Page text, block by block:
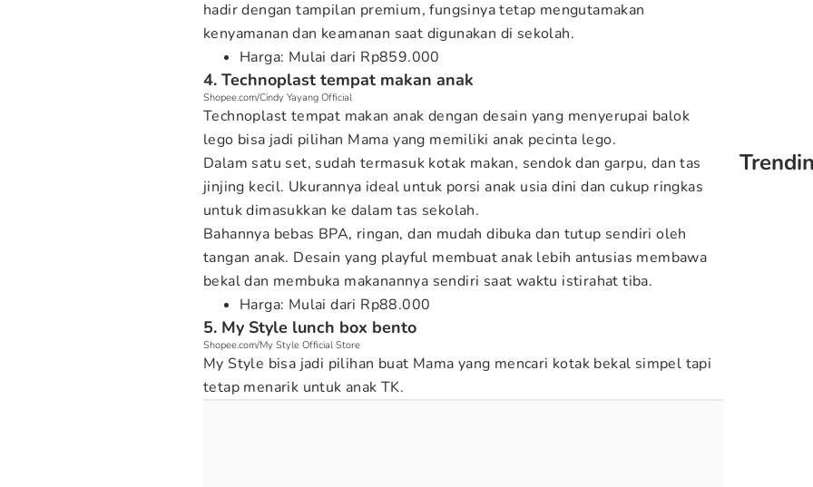
hadir dengan tampilan premium, fungsinya tetap mengutamakan
kenyamanan dan keamanan saat digunakan di sekolah.
Harga: Mulai dari Rp859.000
4. Technoplast tempat makan anak
Shopee.com/Cindy Yayang Official
Technoplast tempat makan anak dengan desain yang menyerupai balok
lego bisa jadi pilihan Mama yang memiliki anak pecinta lego.
Dalam satu set, sudah termasuk kotak makan, sendok dan garpu, dan tas
jinjing kecil. Ukurannya ideal untuk porsi anak usia dini dan cukup ringkas
untuk dimasukkan ke dalam tas sekolah.
Bahannya bebas BPA, ringan, dan mudah dibuka dan tutup sendiri oleh
tangan anak. Desain yang playful membuat anak lebih antusias membawa
bekal dan membuka makanannya sendiri saat waktu istirahat tiba.
Harga: Mulai dari Rp88.000
5. My Style lunch box bento
Shopee.com/My Style Official Store
My Style bisa jadi pilihan buat Mama yang mencari kotak bekal simpel tapi
tetap menarik untuk anak TK.